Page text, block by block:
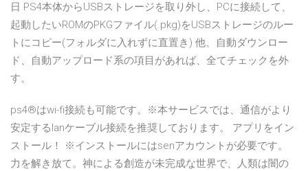
日 PS4本体からUSBストレージを取り外し、PCに接続して、
起動したいROMのPKGファイル(.pkg)をUSBストレージのルー
トにコピー(フォルダに入れずに直置き) 他、自動ダウンロー
ド、自動アップロード系の項目があれば、全てチェックを外
す。
ps4®はwi-fi接続も可能です。※本サービスでは、通信がより
安定するlanケーブル接続を推奨しております。 アプリをイン
ストール！ ※インストールにはsenアカウントが必要です。
力を解き放て。神による創造が未完成な世界で、人類は闇の